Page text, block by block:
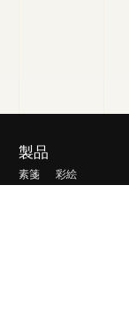
製品
素箋
彩絵